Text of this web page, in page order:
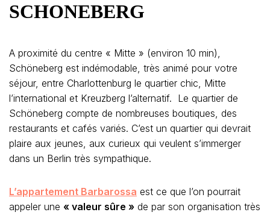
SCHONEBERG
A proximité du centre « Mitte » (environ 10 min),
Schöneberg est indémodable, très animé pour votre
séjour, entre Charlottenburg le quartier chic, Mitte
l’international et Kreuzberg l’alternatif. Le quartier de
Schöneberg compte de nombreuses boutiques, des
restaurants et cafés variés. C’est un quartier qui devrait
plaire aux jeunes, aux curieux qui veulent s’immerger
dans un Berlin très sympathique.
L’appartement Barbarossa est ce que l’on pourrait
appeler une « valeur sûre » de par son organisation très